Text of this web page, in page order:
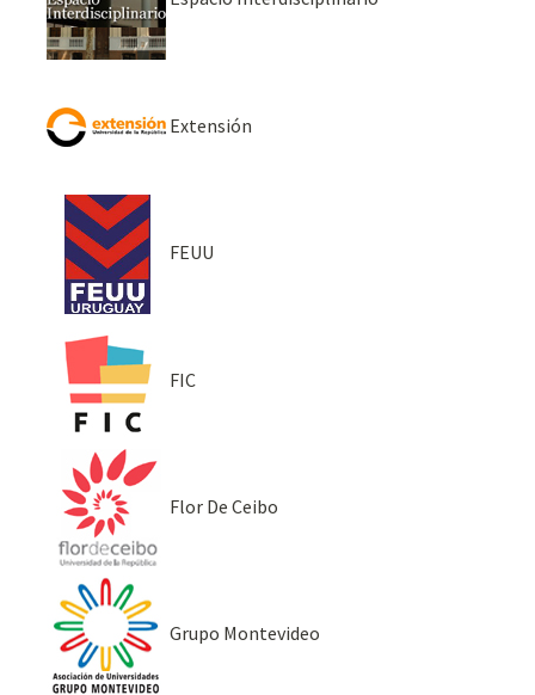
Extensión
FEUU
FIC
Flor De Ceibo
Grupo Montevideo